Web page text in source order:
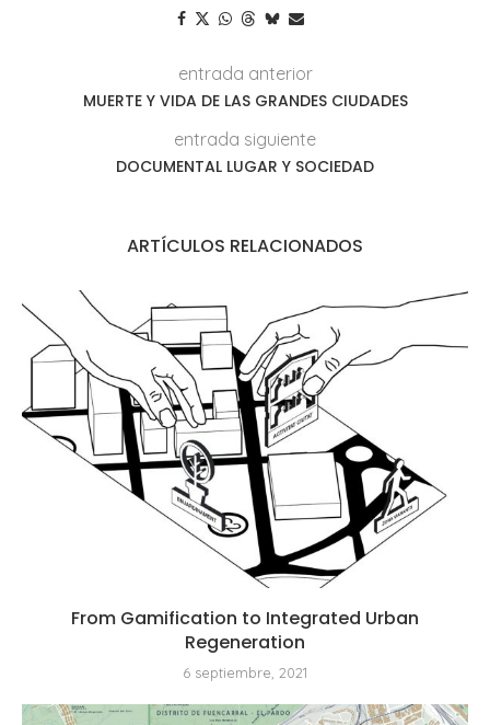
entrada anterior
MUERTE Y VIDA DE LAS GRANDES CIUDADES
entrada siguiente
DOCUMENTAL LUGAR Y SOCIEDAD
ARTÍCULOS RELACIONADOS
From Gamification to Integrated Urban
Regeneration
6 septiembre, 2021